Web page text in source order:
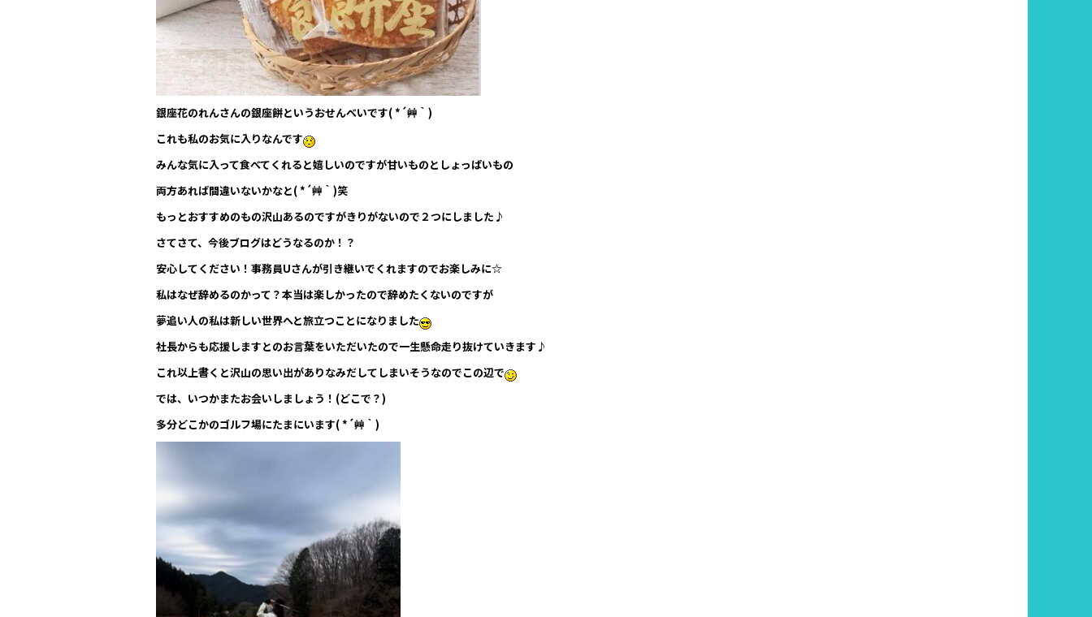
銀座花のれんさんの銀座餅というおせんべいです( *´艸｀)
これも私のお気に入りなんです
みんな気に入って食べてくれると嬉しいのですが甘いものとしょっぱいもの
両方あれば間違いないかなと( *´艸｀)笑
もっとおすすめのもの沢山あるのですがきりがないので２つにしました♪
さてさて、今後ブログはどうなるのか！？
安心してください！事務員Uさんが引き継いでくれますのでお楽しみに☆
私はなぜ辞めるのかって？本当は楽しかったので辞めたくないのですが
夢追い人の私は新しい世界へと旅立つことになりました
社長からも応援しますとのお言葉をいただいたので一生懸命走り抜けていきます♪
これ以上書くと沢山の思い出がありなみだしてしまいそうなのでこの辺で
では、いつかまたお会いしましょう！(どこで？)
多分どこかのゴルフ場にたまにいます( *´艸｀)